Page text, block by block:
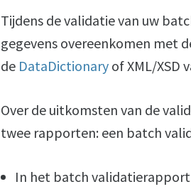
Tijdens de validatie van uw
gegevens overeenkomen met
de DataDictionary of XML/XSD
Over de uitkomsten van de
twee rapporten: een batch
In het batch